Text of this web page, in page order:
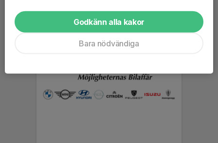
Godkänn alla kakor
Bara nödvändiga